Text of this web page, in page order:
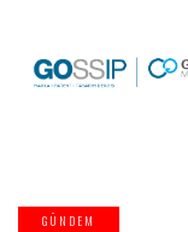
GÜNDEM